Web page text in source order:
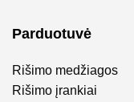
Parduotuvė
Rišimo medžiagos
Rišimo įrankiai